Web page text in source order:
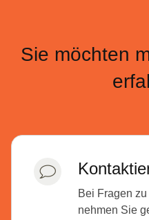
Sie möchten
Bei Fragen
nehmen Sie